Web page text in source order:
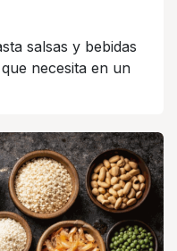
salsas y bebidas
necesita en un